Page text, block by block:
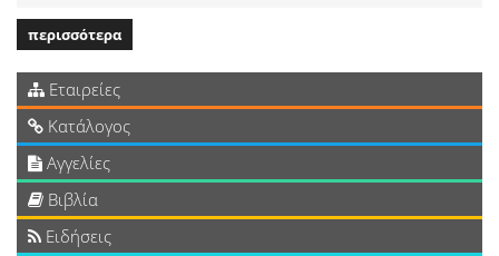
περισσότερα
Εταιρείες
Κατάλογος
Αγγελίες
Βιβλία
Ειδήσεις